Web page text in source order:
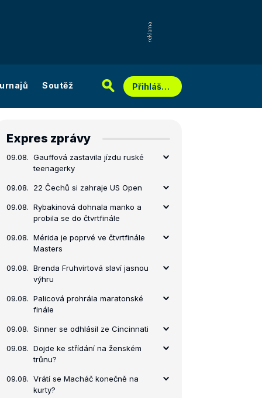
Soutěž Přihlášení
Expres zprávy
09.08. Gauffová zastavila jízdu ruské
teenagerky
09.08. 22 Čechů si zahraje US Open
09.08. Rybakinová dohnala manko a
probila se do čtvrtfinále
09.08. Mérida je poprvé ve čtvrtfinále
Masters
09.08. Brenda Fruhvirtová slaví jasnou
výhru
09.08. Palicová prohrála maratonské
finále
09.08. Sinner se odhlásil ze Cincinnati
09.08. Dojde ke střídání na ženském
trůnu?
09.08. Vrátí se Macháč konečně na
kurty?